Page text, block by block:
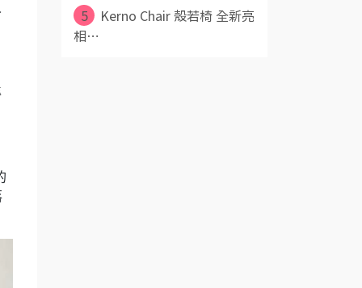
5
Kerno Chair 殼若椅 全新亮
相⋯